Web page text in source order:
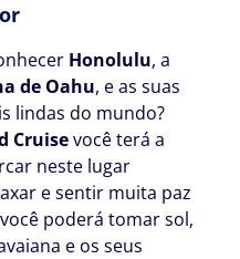
Honolulu, a
de Oahu, e as suas
lindas do mundo?
Cruisevocê terá a
neste lugar
e sentir muita paz
poderá tomar sol,
e os seus